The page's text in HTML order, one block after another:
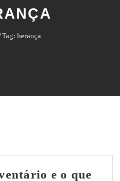
Tag: herança
e o que